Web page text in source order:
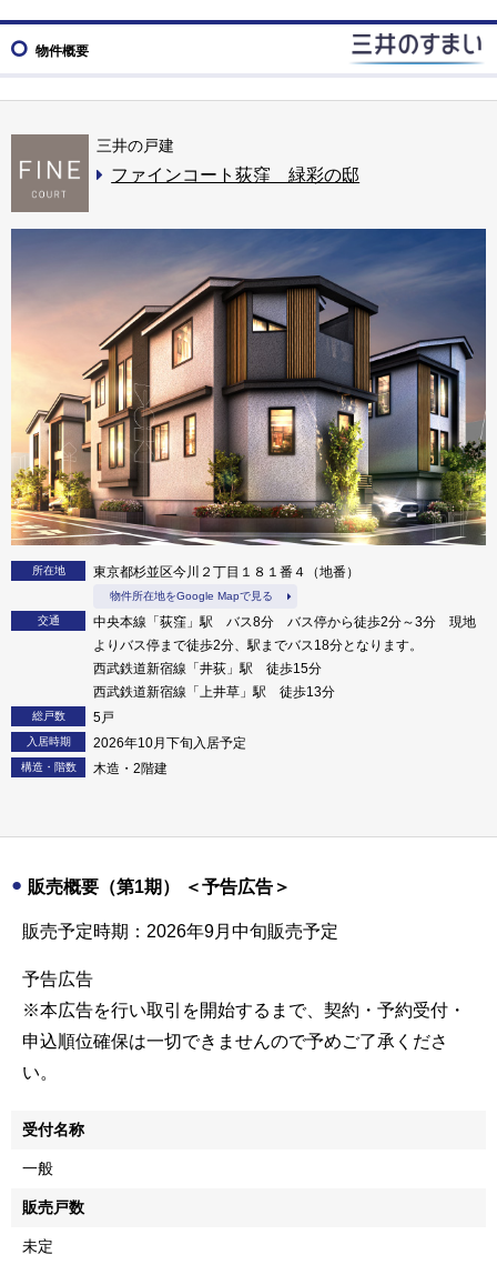
物件概要
三井の戸建
ファインコート荻窪 緑彩の邸
所在地 東京都杉並区今川２丁目１８１番４（地番）
物件所在地をGoogle Mapで見る
交通
中央本線「荻窪」駅 バス8分 バス停から徒歩2分～3分 現地
よりバス停まで徒歩2分、駅までバス18分となります。
西武鉄道新宿線「井荻」駅 徒歩15分
西武鉄道新宿線「上井草」駅 徒歩13分
総戸数 5戸
入居時期 2026年10月下旬入居予定
構造・階数 木造・2階建
販売概要（第1期） ＜予告広告＞
販売予定時期：2026年9月中旬販売予定
予告広告
※本広告を行い取引を開始するまで、契約・予約受付・
申込順位確保は一切できませんので予めご了承くださ
い。
受付名称
一般
販売戸数
未定